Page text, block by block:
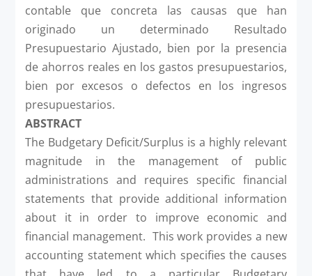
contable que concreta las causas que han
originado un determinado Resultado
Presupuestario Ajustado, bien por la presencia
de ahorros reales en los gastos presupuestarios,
bien por excesos o defectos en los ingresos
presupuestarios.
ABSTRACT
The Budgetary Deficit/Surplus is a highly relevant
magnitude in the management of public
administrations and requires specific financial
statements that provide additional information
about it in order to improve economic and
financial management. This work provides a new
accounting statement which specifies the causes